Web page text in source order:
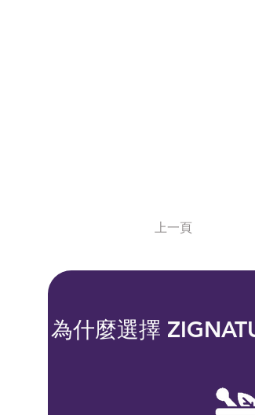
上一頁
為什麼選擇